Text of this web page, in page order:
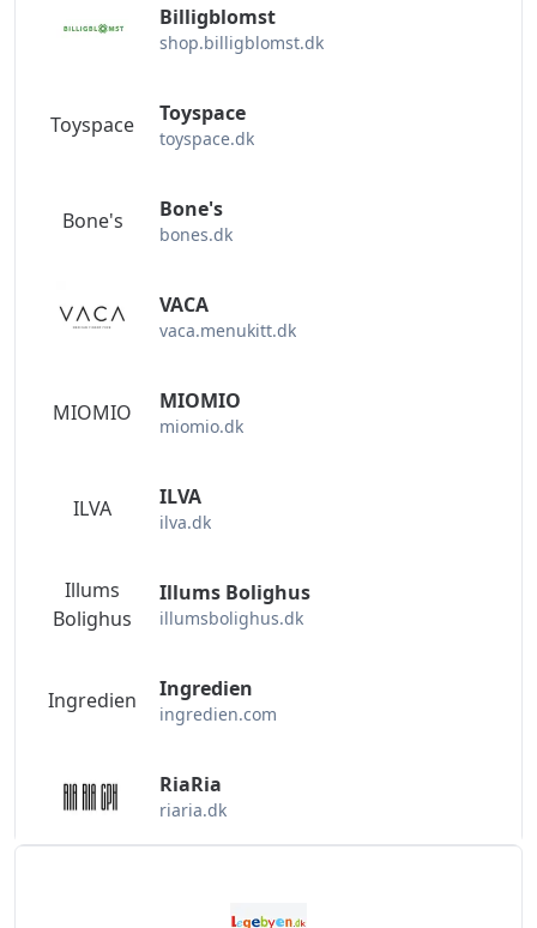
Billigblomst
shop.billigblomst.dk
Toyspace Toyspace
toyspace.dk
Bone's Bone's
bones.dk
VACA
vaca.menukitt.dk
MIOMIO MIOMIO
miomio.dk
ILVA ILVA
ilva.dk
Illums
Bolighus
Illums Bolighus
illumsbolighus.dk
Ingredien Ingredien
ingredien.com
RiaRia
riaria.dk